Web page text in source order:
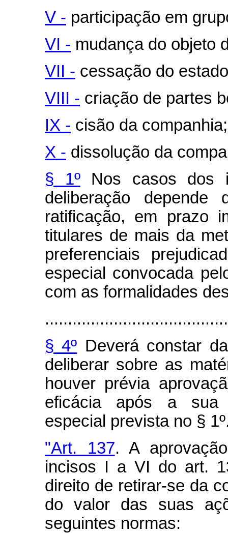
V - participação em
VI - mudança do objeto
VII - cessação do
VIII - criação de partes
IX - cisão da companhia;
X - dissolução da
§ 1ºNos casos dos
deliberação
ratificação, em prazo
titulares de mais da
preferenciais
especial convocada
com as formalidades
§ 4º Deverá constar
deliberar sobre as
houver prévia
eficácia após a sua
especial prevista no §
"Art. 137. A
incisos I a VI do art.
direito de retirar-se da
do valor das suas
seguintes normas: